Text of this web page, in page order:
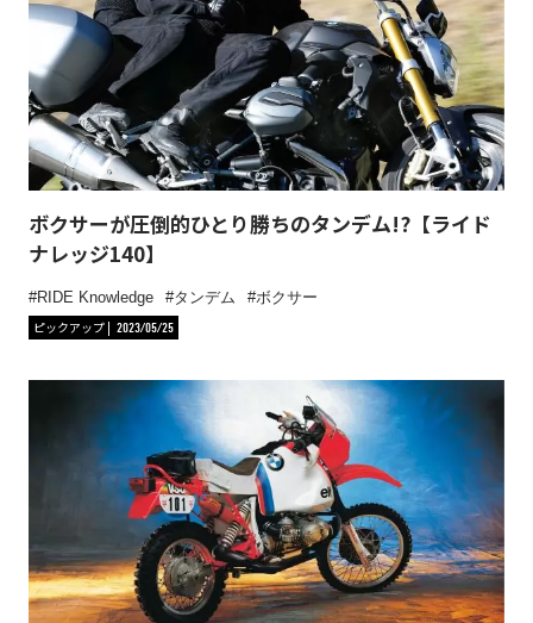
ボクサーが圧倒的ひとり勝ちのタンデム!?【ライド
ナレッジ140】
RIDE Knowledge タンデム
ボクサー
ピックアップ
2023/05/25